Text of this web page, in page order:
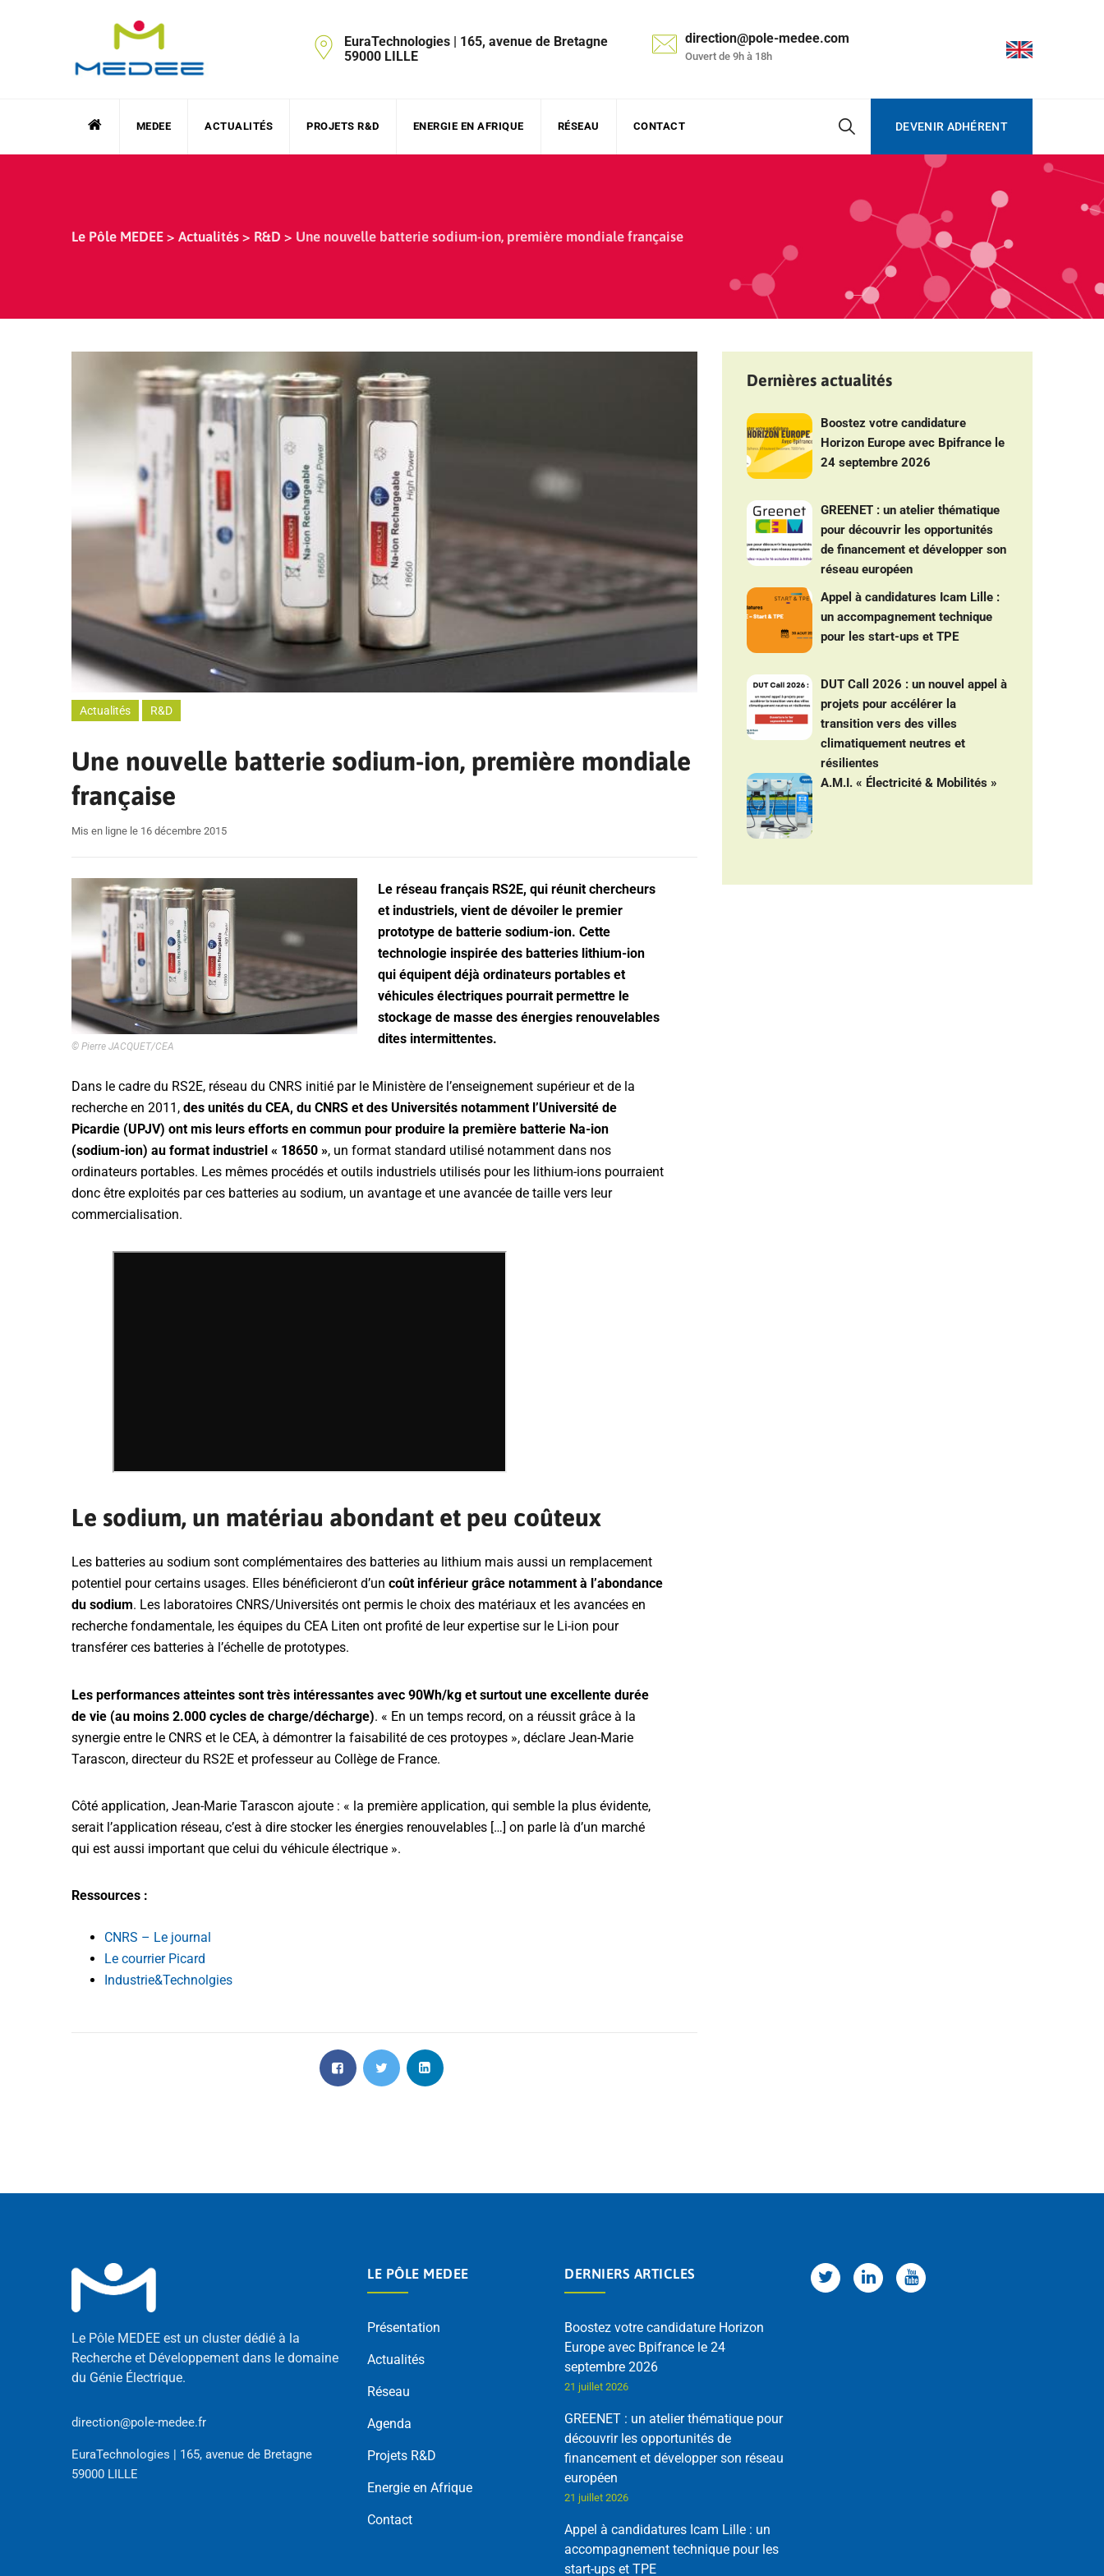
EuraTechnologies | 165, avenue de Bretagne
59000 LILLE
direction@pole-medee.com
Ouvert de 9h à 18h
MEDEE ACTUALITÉS PROJETS R&D ENERGIE EN AFRIQUE RÉSEAU CONTACT DEVENIR ADHÉRENT
Le Pôle MEDEE > Actualités > R&D > Une nouvelle batterie sodium-ion, première mondiale française
Actualités R&D
Une nouvelle batterie sodium-ion, première mondiale
française
Mis en ligne le 16 décembre 2015
© Pierre JACQUET/CEA
Le réseau français RS2E, qui réunit chercheurs
et industriels, vient de dévoiler le premier
prototype de batterie sodium-ion. Cette
technologie inspirée des batteries lithium-ion
qui équipent déjà ordinateurs portables et
véhicules électriques pourrait permettre le
stockage de masse des énergies renouvelables
dites intermittentes.
Dans le cadre du RS2E, réseau du CNRS initié par le Ministère de l’enseignement supérieur et de la
recherche en 2011, des unités du CEA, du CNRS et des Universités notamment l’Université de
Picardie (UPJV) ont mis leurs efforts en commun pour produire la première batterie Na-ion
(sodium-ion) au format industriel « 18650 », un format standard utilisé notamment dans nos
ordinateurs portables. Les mêmes procédés et outils industriels utilisés pour les lithium-ions pourraient
donc être exploités par ces batteries au sodium, un avantage et une avancée de taille vers leur
commercialisation.
Le sodium, un matériau abondant et peu coûteux
Les batteries au sodium sont complémentaires des batteries au lithium mais aussi un remplacement
potentiel pour certains usages. Elles bénéficieront d’un coût inférieur grâce notamment à l’abondance
du sodium. Les laboratoires CNRS/Universités ont permis le choix des matériaux et les avancées en
recherche fondamentale, les équipes du CEA Liten ont profité de leur expertise sur le Li-ion pour
transférer ces batteries à l’échelle de prototypes.
Les performances atteintes sont très intéressantes avec 90Wh/kg et surtout une excellente durée
de vie (au moins 2.000 cycles de charge/décharge). « En un temps record, on a réussit grâce à la
synergie entre le CNRS et le CEA, à démontrer la faisabilité de ces protoypes », déclare Jean-Marie
Tarascon, directeur du RS2E et professeur au Collège de France.
Côté application, Jean-Marie Tarascon ajoute : « la première application, qui semble la plus évidente,
serait l’application réseau, c’est à dire stocker les énergies renouvelables […] on parle là d’un marché
qui est aussi important que celui du véhicule électrique ».
Ressources :
CNRS – Le journal
Le courrier Picard
Industrie&Technolgies
Dernières actualités
Boostez votre candidature
Horizon Europe avec Bpifrance le
24 septembre 2026
GREENET : un atelier thématique
pour découvrir les opportunités
de financement et développer son
réseau européen
Appel à candidatures Icam Lille :
un accompagnement technique
pour les start-ups et TPE
DUT Call 2026 : un nouvel appel à
projets pour accélérer la
transition vers des villes
climatiquement neutres et
résilientes
A.M.I. « Électricité & Mobilités »
Le Pôle MEDEE est un cluster dédié à la
Recherche et Développement dans le domaine
du Génie Électrique.
direction@pole-medee.fr
EuraTechnologies | 165, avenue de Bretagne
59000 LILLE
LE PÔLE MEDEE
Présentation
Actualités
Réseau
Agenda
Projets R&D
Energie en Afrique
Contact
DERNIERS ARTICLES
Boostez votre candidature Horizon
Europe avec Bpifrance le 24
septembre 2026
21 juillet 2026
GREENET : un atelier thématique pour
découvrir les opportunités de
financement et développer son réseau
européen
21 juillet 2026
Appel à candidatures Icam Lille : un
accompagnement technique pour les
start-ups et TPE